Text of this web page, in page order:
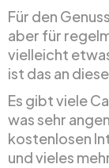
Für den
aber für
vielleicht
ist das an
Es gibt viele
was sehr
kostenlosen
und vieles